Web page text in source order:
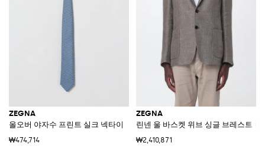
ZEGNA
올오버 야자수 프린트 실크 넥타이
₩474,714
ZEGNA
린넨 울 바스켓 위브 싱글 브레스트 블
₩2,410,871